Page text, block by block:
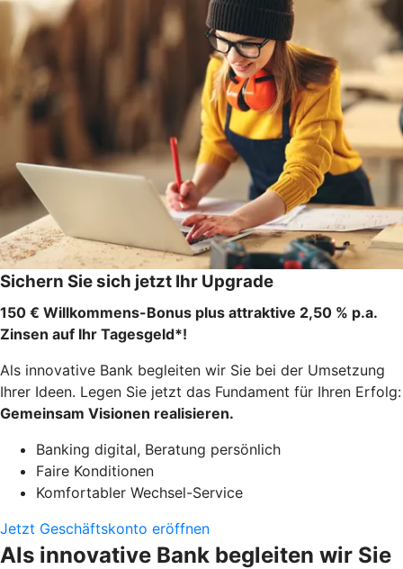
Sichern Sie sich jetzt Ihr Upgrade
150 € Willkommens-Bonus plus attraktive 2,50 % p.a.
Zinsen auf Ihr Tagesgeld*!
Als innovative Bank begleiten wir Sie bei der Umsetzung
Ihrer Ideen. Legen Sie jetzt das Fundament für Ihren Erfolg:
Gemeinsam Visionen realisieren.
Banking digital, Beratung persönlich
Faire Konditionen
Komfortabler Wechsel-Service
Jetzt Geschäftskonto eröffnen
Als innovative Bank begleiten wir Sie